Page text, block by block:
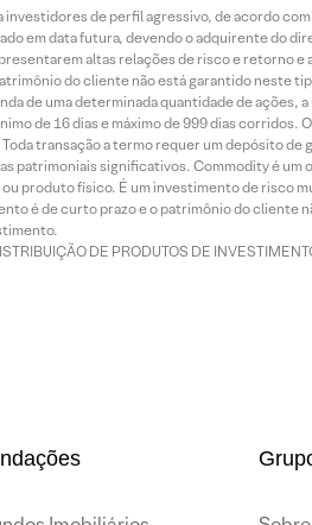
de perfil agressivo, de acordo
em data futura, devendo o adquirente do
altas relações de risco e retorno
do cliente não está garantido neste
de uma determinada quantidade de ações,
de 16 dias e máximo de 999 dias corridos.
transação a termo requer um depósito de
patrimoniais significativos. Commodity é
produto físico. É um investimento de risco
é de curto prazo e o patrimônio do
DE PRODUTOS DE